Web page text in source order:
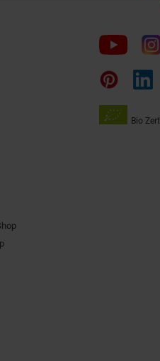
Folge
uns
auf
Bio